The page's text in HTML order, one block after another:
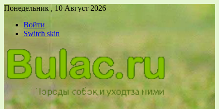
Понедельник , 10 Август 2026
Войти
Switch skin